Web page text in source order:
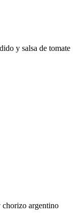
y salsa de tomate
chorizo argentino